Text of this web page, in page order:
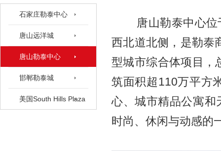
石家庄勒泰中心
唐山远洋城
唐山勒泰中心
邯郸勒泰城
美国South Hills Plaza
唐山勒泰中心位于
西北道北侧，是勒泰
型城市综合体项目，
筑面积超110万平方
心、城市精品公寓和
时尚、休闲与动感的